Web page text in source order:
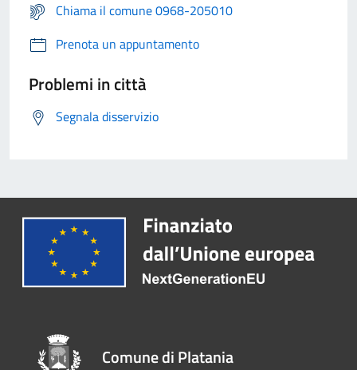
Chiama il comune 0968-205010
Prenota un appuntamento
Problemi in città
Segnala disservizio
Comune di Platania